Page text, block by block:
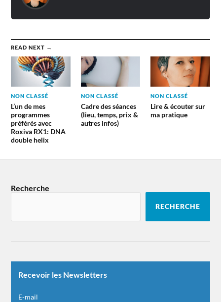
READ NEXT →
NON CLASSÉ
L’un de mes
programmes
préférés avec
Roxiva RX1: DNA
double helix
NON CLASSÉ
Cadre des séances
(lieu, temps, prix &
autres infos)
NON CLASSÉ
Lire & écouter sur
ma pratique
Recherche
RECHERCHE
Recevoir les Newsletters
E-mail